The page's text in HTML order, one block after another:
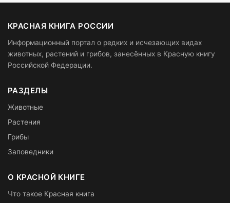
КРАСНАЯ КНИГА РОССИИ
Информационный портал о редких и исчезающих видах
животных, растений и грибов, занесённых в Красную книгу
Российской Федерации.
РАЗДЕЛЫ
Животные
Растения
Грибы
Заповедники
О КРАСНОЙ КНИГЕ
Что такое Красная книга